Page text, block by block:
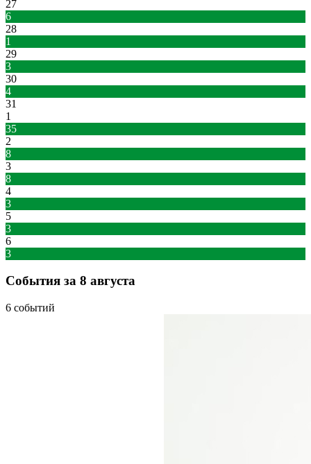
27
6
28
1
29
3
30
4
31
1
35
2
8
3
8
4
3
5
3
6
3
События за 8 августа
6 событий